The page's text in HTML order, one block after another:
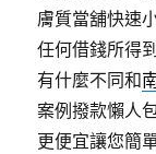
膚質當舖快速
任何借錢所得
有什麼不同和
案例撥款懶人
更便宜讓您簡